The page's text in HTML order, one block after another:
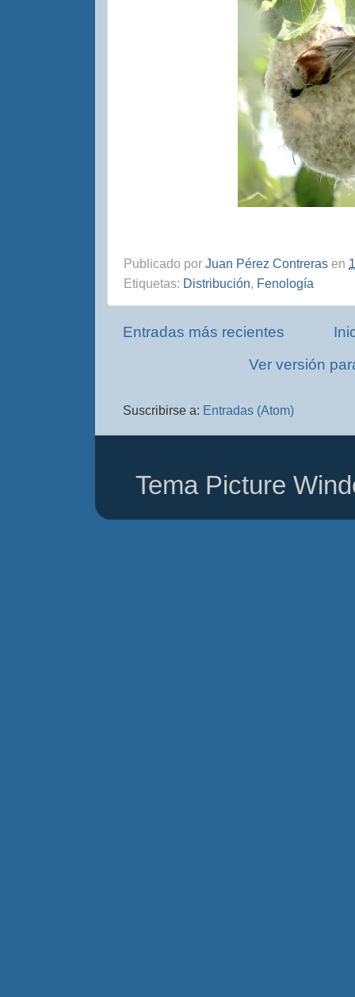
Publicado por Juan Pérez Contreras en
Etiquetas: Distribución, Fenología
Entradas más recientes
Ver versión
Suscribirse a: Entradas (Atom)
Tema Picture